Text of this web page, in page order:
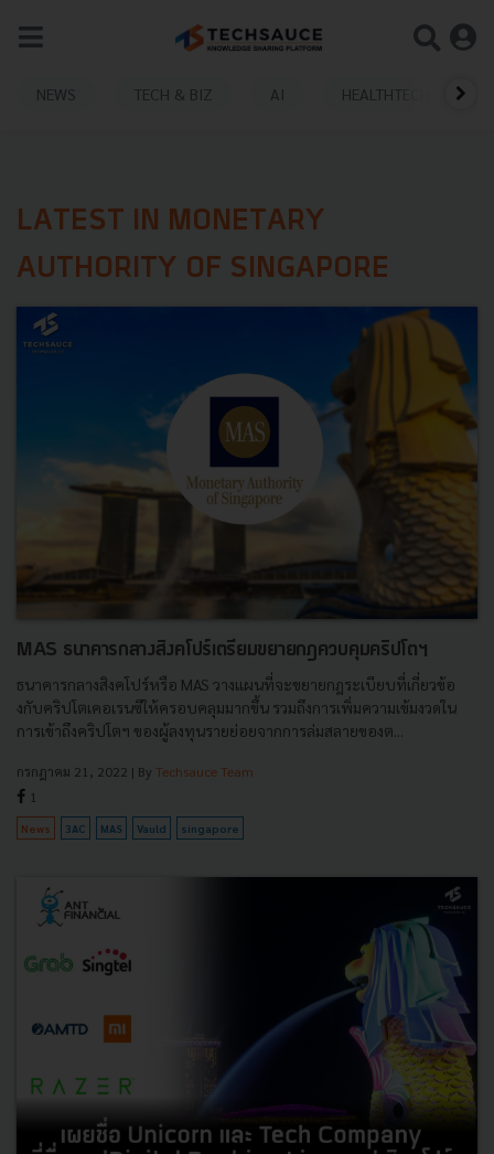
NEWS TECH & BIZ AI HEALTHTECH
LATEST IN MONETARY
AUTHORITY OF SINGAPORE
MAS ธนาคารกลางสิงคโปร์เตรียมขยายกฎควบคุมคริปโตฯ
ธนาคารกลางสิงคโปร์หรือ MAS วางแผนที่จะขยายกฎระเบียบที่เกี่ยวข้อ
งกับคริปโตเคอเรนซีให้ครอบคลุมมากขึ้น รวมถึงการเพิ่มความเข้มงวดใน
การเข้าถึงคริปโตฯ ของผู้ลงทุนรายย่อยจากการล่มสลายของต...
กรกฎาคม 21, 2022 | By Techsauce Team
1
News 3AC MAS Vauld singapore